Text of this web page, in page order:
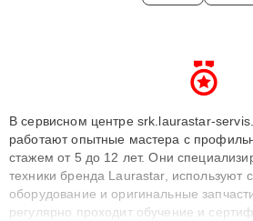
В сервисном центре srk.laurastar-
работают опытные мастера с
стажем от 5 до 12 лет. Они
техники бренда Laurastar, используют
оборудование и оригинальные
регулярно проходит обучение и